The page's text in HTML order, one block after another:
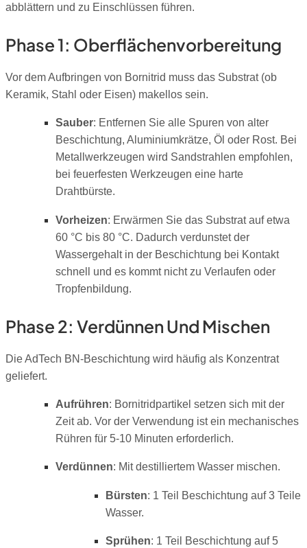
abblättern und zu Einschlüssen führen.
Phase 1: Oberflächenvorbereitung
Vor dem Aufbringen von Bornitrid muss das Substrat (ob
Keramik, Stahl oder Eisen) makellos sein.
Sauber: Entfernen Sie alle Spuren von alter
Beschichtung, Aluminiumkrätze, Öl oder Rost. Bei
Metallwerkzeugen wird Sandstrahlen empfohlen,
bei feuerfesten Werkzeugen eine harte
Drahtbürste.
Vorheizen: Erwärmen Sie das Substrat auf etwa
60 °C bis 80 °C. Dadurch verdunstet der
Wassergehalt in der Beschichtung bei Kontakt
schnell und es kommt nicht zu Verlaufen oder
Tropfenbildung.
Phase 2: Verdünnen Und Mischen
Die AdTech BN-Beschichtung wird häufig als Konzentrat
geliefert.
Aufrühren: Bornitridpartikel setzen sich mit der
Zeit ab. Vor der Verwendung ist ein mechanisches
Rühren für 5-10 Minuten erforderlich.
Verdünnen: Mit destilliertem Wasser mischen.
Bürsten: 1 Teil Beschichtung auf 3 Teile
Wasser.
Sprühen: 1 Teil Beschichtung auf 5